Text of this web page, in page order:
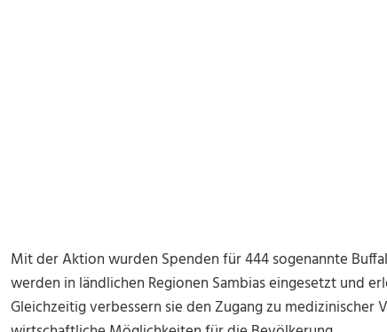
Mit der Aktion wurden Spenden für 444 sogenannte
werden in ländlichen Regionen Sambias eingesetzt und
Gleichzeitig verbessern sie den Zugang zu medizinischer